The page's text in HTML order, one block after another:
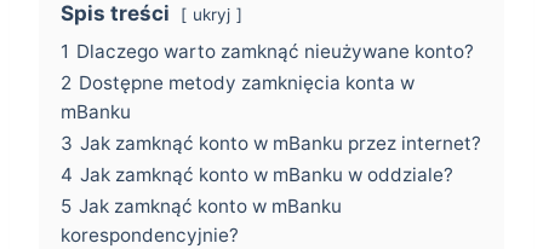
Spis treści ukryj
1 Dlaczego warto zamknąć nieużywane konto?
2 Dostępne metody zamknięcia konta w
mBanku
3 Jak zamknąć konto w mBanku przez internet?
4 Jak zamknąć konto w mBanku w oddziale?
5 Jak zamknąć konto w mBanku
korespondencyjnie?